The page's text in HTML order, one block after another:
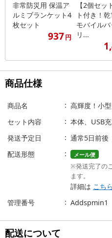
非常防災用 保温ア
ルミブランケット4
枚セット
937円
【2個セッ
ト付き！
モバイル
リ...
商品仕様
商品名
高輝度！小
セット内容
本体、USB
発送予定日
通常5日前後
配送形態
メール便
※発送完了の
ます。
詳細は こちら
管理番号
Addspmin1
配送について